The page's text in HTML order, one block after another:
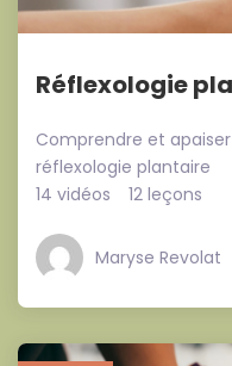
Réflexologie
Comprendre et
réflexologie plantaire
14 vidéos
12 leçons
Maryse Revolat